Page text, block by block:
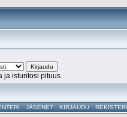
ja istuntosi pituus
JÄSENET KIRJAUDU